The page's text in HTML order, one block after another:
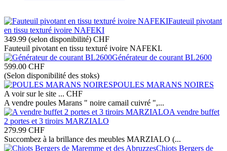
Fauteuil pivotant
en tissu texturé ivoire NAFEKI
349.99 (selon disponibilité) CHF
Fauteuil pivotant en tissu texturé ivoire NAFEKI.
Générateur de courant BL2600
599.00 CHF
(Selon disponibilité des stoks)
POULES MARANS NOIRES
A voir sur le site ... CHF
A vendre poules Marans " noire camail cuivré ",...
A vendre buffet
2 portes et 3 tiroirs MARZIALO
279.99 CHF
Succombez à la brillance des meubles MARZIALO (...
Chiots Bergers de